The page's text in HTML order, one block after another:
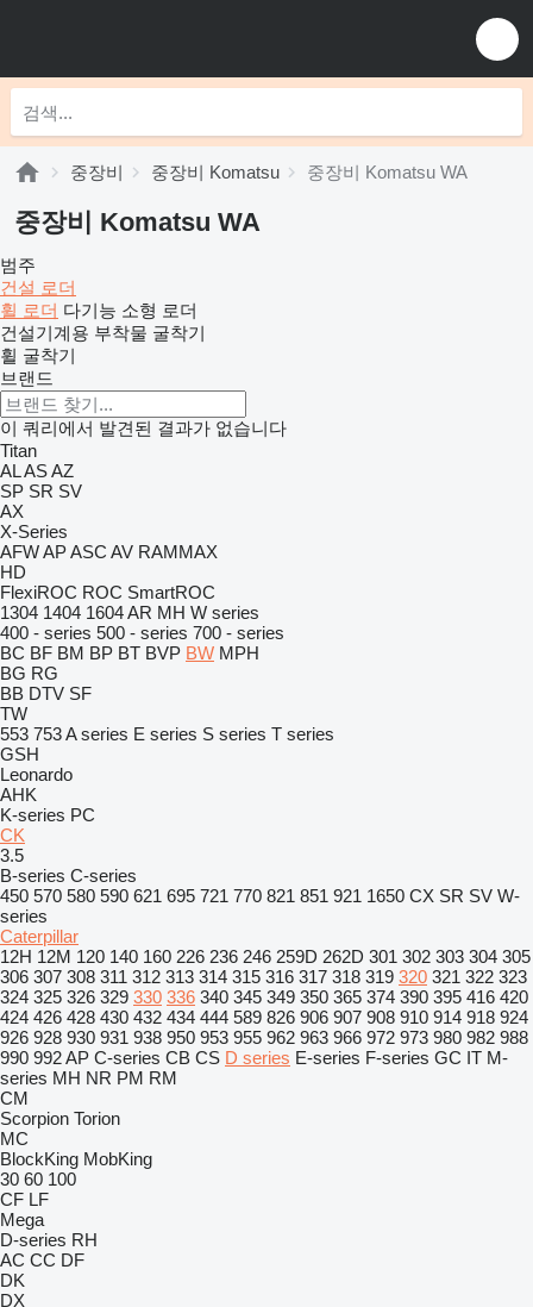
중장비 중장비 Komatsu 중장비 Komatsu WA
중장비 Komatsu WA
범주
건설 로더
휠 로더 다기능 소형 로더
건설기계용 부착물 굴착기
휠 굴착기
브랜드
이 쿼리에서 발견된 결과가 없습니다
Titan
ALASAZ
SP SR SV
AX
X-Series
AFWAPASC AV RAMMAX
HD
FlexiROC ROC SmartROC
1304 1404 1604AR MH W series
400 - series 500 - series 700 - series
BC BF BM BP BT BVP BW MPH
BG RG
BB DTV SF
TW
553 753A series E series S series T series
GSH
Leonardo
AHK
K-series PC
CK
3.5
B-series C-series
450 570 580 590 621 695 721 770 821 851 921 1650 CX SR SV W-
series
Caterpillar
12H 12M 120 140 160 226 236 246 259D 262D 301 302 303 304 305
306 307 308 311 312 313 314 315 316 317 318 319 320 321 322 323
324 325 326 329 330 336 340 345 349 350 365 374 390 395 416 420
424 426 428 430 432 434 444 589 826 906 907 908 910 914 918 924
926 928 930 931 938 950 953 955 962 963 966 972 973 980 982 988
990 992AP C-series CB CS D series E-series F-series GC IT M-
series MH NR PM RM
CM
Scorpion Torion
MC
BlockKing MobKing
30 60 100
CF LF
Mega
D-series RH
AC CC DF
DK
DX